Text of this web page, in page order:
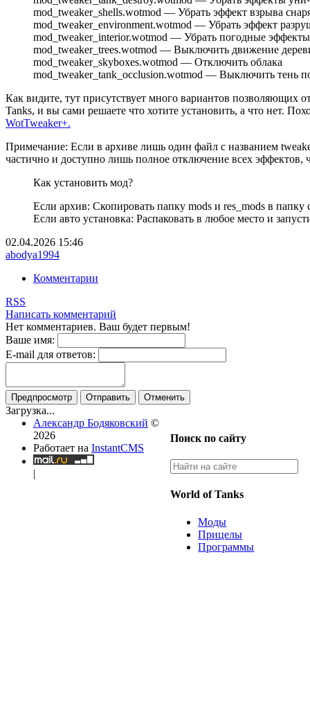
mod_tweaker_shells.wotmod — Убрать эффект взрыва
mod_tweaker_environment.wotmod — Убрать эффект
mod_tweaker_interior.wotmod — Убрать погодные
mod_tweaker_trees.wotmod — Выключить движение
mod_tweaker_skyboxes.wotmod — Отключить облака
mod_tweaker_tank_occlusion.wotmod — Выключить тень
Как видите, тут присутствует много вариантов позволяющих
Tanks, и вы сами решаете что хотите установить, а что нет.
WotTweaker+.
Примечание: Если в архиве лишь один файл с названием
частично и доступно лишь полное отключение всех эффектов,
Как установить мод?
Если архив: Скопировать папку mods и res_mods в папку
Если авто установка: Распаковать в любое место и
02.04.2026 15:46
abodya1994
Комментарии
RSS
Написать комментарий
Нет комментариев. Ваш будет первым!
Ваше имя:
E-mail для ответов:
Предпросмотр Отправить Отменить
Загрузка...
Поиск по сайту
World of Tanks
Моды
Прицелы
Программы
Александр Бодяковский ©
2026
Работает на InstantCMS
|